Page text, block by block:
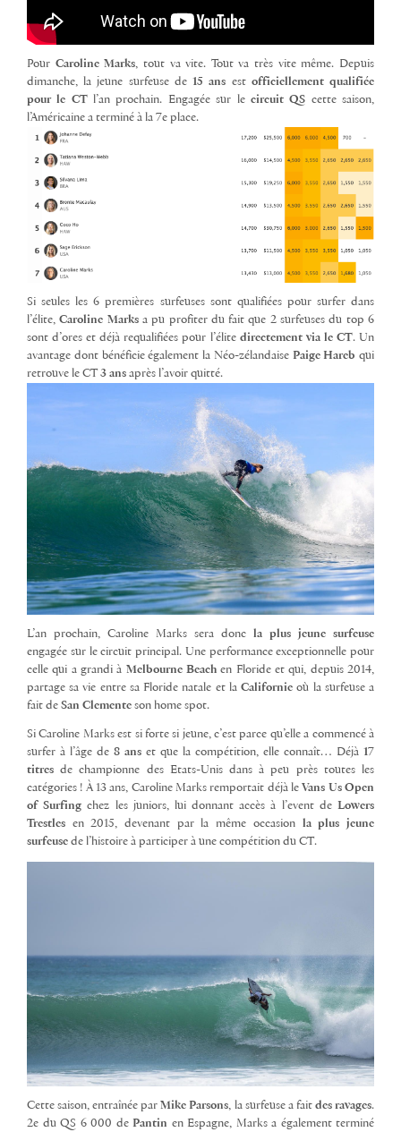
Pour Caroline Marks, tout va vite. Tout va très vite même. Depuis
dimanche, la jeune surfeuse de15 ans est officiellement qualifiée
pour le CT
l’an prochain. Engagée sur le circuit QS cette saison,
l’Américaine a terminé à la 7e place.
Si seules les 6 premières surfeuses sont qualifiées pour surfer dans
l’élite,Caroline Marksa pu profiter du fait que 2 surfeuses du top 6
sont d’ores et déjà requalifiées pour l’élite directement via le CT. Un
avantage dont bénéficie également la Néo-zélandaise Paige Hareb qui
retrouve le CT3 ans après l’avoir quitté.
L’an prochain, Caroline Marks sera donc la plus jeune surfeuse
engagée sur le circuit principal. Une performance exceptionnelle pour
celle qui a grandi à Melbourne Beach en Floride et qui, depuis 2014,
partage sa vie entre sa Floride natale et laCalifornie où la surfeuse a
fait de San Clemente son home spot.
Si Caroline Marks est si forte si jeune, c’est parce qu’elle a commencé à
surfer à l’âge de 8 ans et que la compétition, elle connaît… Déjà 17
titresde championne des Etats-Unis dans à peu près toutes les
catégories ! À13 ans, Caroline Marks remportait déjà leVans Us Open
of Surfing chez les juniors, lui donnant accès à l’event deLowers
Trestles en 2015, devenant par la même occasion la plus jeune
surfeuse de l’histoire à participer à une compétition du CT.
Cette saison, entraînée parMike Parsons, la surfeuse a fait des ravages.
2e du QS 6 000 de Pantin en Espagne, Marks a également terminé